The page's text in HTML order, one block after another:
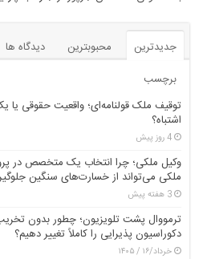
جدیدترین محبوبترین
دیدگاه ها
برچسب
توقیف ملک قولنامه‌ای؛ واقعیت حقوقی یا
اشتباه؟
4 روز پیش
وکیل ملکی؛ چرا انتخاب یک متخصص در
ملکی می‌تواند از خسارت‌های سنگین
3 هفته پیش
ترمووال پشت تلویزیون؛ چطور بدون
دکوراسیون پذیرایی را کاملاً تغییر دهیم؟
خرداد/۱۶ / ۱۴۰۵